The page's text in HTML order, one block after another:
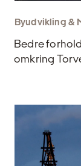
Byudvikling &
Bedre
omkring